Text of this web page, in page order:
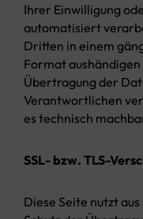
Ihrer Einwilligung
automatisiert
Dritten in einem
Format aushändigen
Übertragung der
Verantwortlichen
es technisch
SSL- bzw. TLS-
Diese Seite nutzt